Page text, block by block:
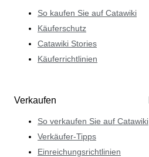
So kaufen Sie auf Catawiki
Käuferschutz
Catawiki Stories
Käuferrichtlinien
Verkaufen
So verkaufen Sie auf Catawiki
Verkäufer-Tipps
Einreichungsrichtlinien